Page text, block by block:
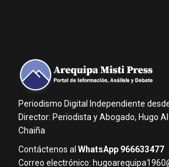
Periodismo Digital Independiente
Director: Periodista y Abogado, Hugo
Chaiña
Contáctenos al WhatsApp 966633477
Correo electrónico: